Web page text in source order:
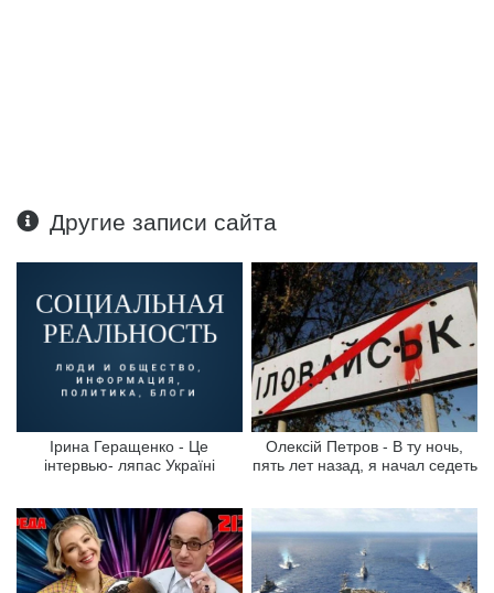
Другие записи сайта
Ірина Геращенко - Це
інтервью- ляпас Україні
Олексій Петров - В ту ночь,
пять лет назад, я начал седеть